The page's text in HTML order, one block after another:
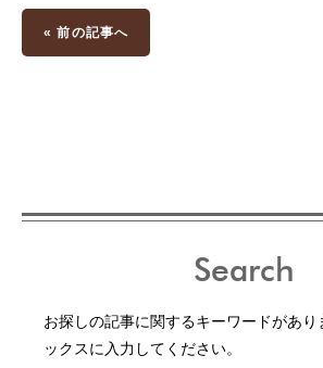
« 前の記事へ
Search
お探しの記事に関するキーワードがあり
ックスに入力してください。